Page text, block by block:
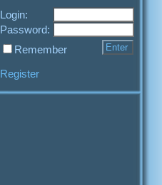
Login:
Password:
Remember
Register